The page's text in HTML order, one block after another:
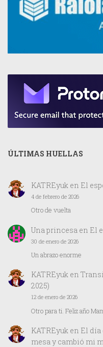
ÚLTIMAS HUELLAS
KATREyuk en El
4 de febrero de 2026
Otro de vuelta
Una princesa en El
30 de enero de 2026
Un abrazo enorme
KATREyuken
2025)
12 de enero de 2026
Otro para ti. Feliz año
KATREyuken El día
mesa y cambió mi